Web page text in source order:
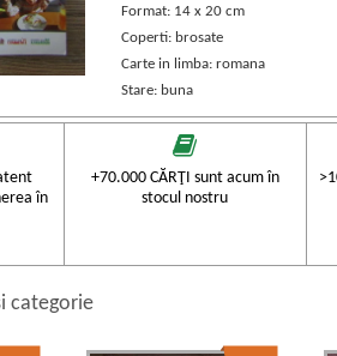
Format: 14 x 20 cm
Coperti: brosate
Carte in limba: romana
Stare: buna
în
+70.000 CĂRŢI sunt acum în
stocul nostru
categorie